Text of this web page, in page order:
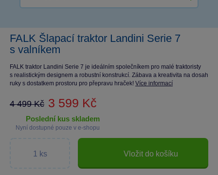
FALK Šlapací traktor Landini Serie 7
s valníkem
FALK traktor Landini Serie 7 je ideálním společníkem pro malé traktoristy
s realistickým designem a robustní konstrukcí. Zábava a kreativita na dosah
ruky s dostatkem prostoru pro přepravu hraček! Více informací
4 499 Kč 3 599 Kč
poslední kus skladem
Nyní dostupné pouze v e-shopu
Vložit do košíku